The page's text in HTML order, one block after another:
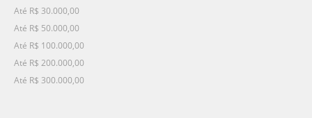
Até R$ 30.000,00
Até R$ 50.000,00
Até R$ 100.000,00
Até R$ 200.000,00
Até R$ 300.000,00